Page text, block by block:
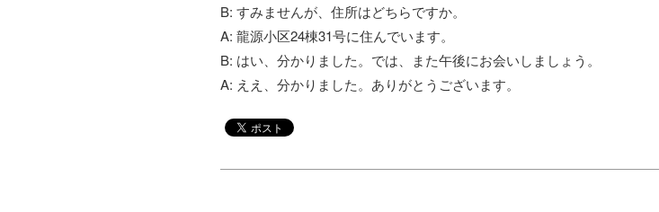
B: すみませんが、住所はどちらですか。
A: 龍源小区24棟31号に住んでいます。
B: はい、分かりました。では、また午後にお会いしましょう。
A: ええ、分かりました。ありがとうございます。